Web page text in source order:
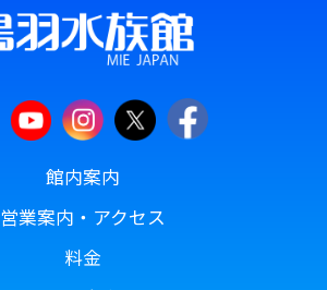
館内案内
営業案内・アクセス
料金